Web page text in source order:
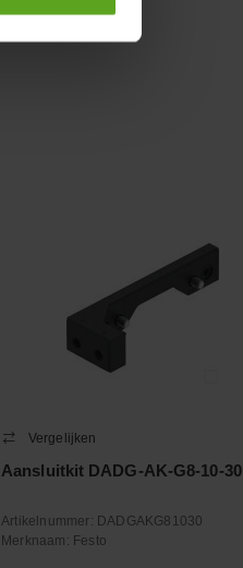
Vergelijken
Aansluitkit DADG-AK-G8-10-30
Artikelnummer: DADGAKG81030
Merknaam: Festo